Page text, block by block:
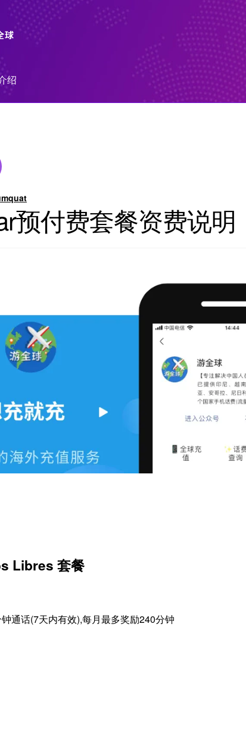
绍
预付费套餐资费说明
Libres 套餐
通话(7天内有效),每月最多奖励240分钟